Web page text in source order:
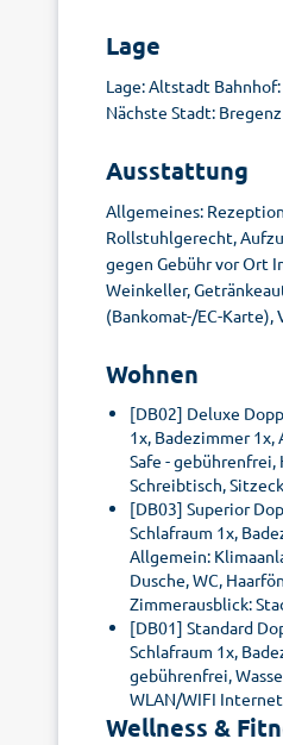
Lage
Lage: Altstadt
Nächste Stadt:
Ausstattung
Allgemeines:
Rollstuhlgerecht,
gegen Gebühr vor Ort
Weinkeller,
(Bankomat-/EC-Karte),
Wohnen
[DB02] Deluxe
1x, Badezimmer
Safe - gebührenfrei,
Schreibtisch,
[DB03] Superior
Schlafraum 1x,
Allgemein:
Dusche, WC,
Zimmerausblick:
[DB01] Standard
Schlafraum 1x,
gebührenfrei,
WLAN/WIFI
Wellness &